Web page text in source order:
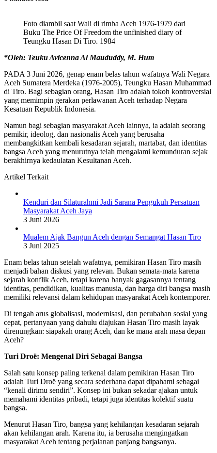
Foto diambil saat Wali di rimba Aceh 1976-1979 dari
Buku The Price Of Freedom the unfinished diary of
Teungku Hasan Di Tiro. 1984
*Oleh: Teuku Avicenna Al Maududdy, M. Hum
PADA 3 Juni 2026, genap enam belas tahun wafatnya Wali Negara
Aceh Sumatera Merdeka (1976-2005), Teungku Hasan Muhammad
di Tiro. Bagi sebagian orang, Hasan Tiro adalah tokoh kontroversial
yang memimpin gerakan perlawanan Aceh terhadap Negara
Kesatuan Republik Indonesia.
Namun bagi sebagian masyarakat Aceh lainnya, ia adalah seorang
pemikir, ideolog, dan nasionalis Aceh yang berusaha
membangkitkan kembali kesadaran sejarah, martabat, dan identitas
bangsa Aceh yang menurutnya telah mengalami kemunduran sejak
berakhirnya kedaulatan Kesultanan Aceh.
Artikel Terkait
Kenduri dan Silaturahmi Jadi Sarana Pengukuh Persatuan
Masyarakat Aceh Jaya
3 Juni 2026
Mualem Ajak Bangun Aceh dengan Semangat Hasan Tiro
3 Juni 2025
Enam belas tahun setelah wafatnya, pemikiran Hasan Tiro masih
menjadi bahan diskusi yang relevan. Bukan semata-mata karena
sejarah konflik Aceh, tetapi karena banyak gagasannya tentang
identitas, pendidikan, kualitas manusia, dan harga diri bangsa masih
memiliki relevansi dalam kehidupan masyarakat Aceh kontemporer.
Di tengah arus globalisasi, modernisasi, dan perubahan sosial yang
cepat, pertanyaan yang dahulu diajukan Hasan Tiro masih layak
direnungkan: siapakah orang Aceh, dan ke mana arah masa depan
Aceh?
Turi Droë: Mengenal Diri Sebagai Bangsa
Salah satu konsep paling terkenal dalam pemikiran Hasan Tiro
adalah Turi Droë yang secara sederhana dapat dipahami sebagai
“kenali dirimu sendiri”. Konsep ini bukan sekadar ajakan untuk
memahami identitas pribadi, tetapi juga identitas kolektif suatu
bangsa.
Menurut Hasan Tiro, bangsa yang kehilangan kesadaran sejarah
akan kehilangan arah. Karena itu, ia berusaha mengingatkan
masyarakat Aceh tentang perjalanan panjang bangsanya.